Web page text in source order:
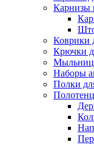
Карнизы
Коврики
Крючки
Наборы
Полки